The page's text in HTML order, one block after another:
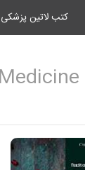
کتب لاتین پزشکی